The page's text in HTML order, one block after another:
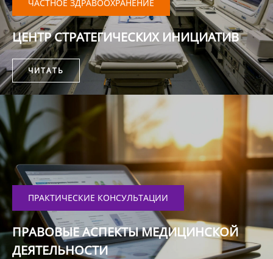
ЧАСТНОЕ ЗДРАВООХРАНЕНИЕ
ЦЕНТР СТРАТЕГИЧЕСКИХ ИНИЦИАТИВ
ЧИТАТЬ
ПРАКТИЧЕСКИЕ КОНСУЛЬТАЦИИ
ПРАВОВЫЕ АСПЕКТЫ МЕДИЦИНСКОЙ
ДЕЯТЕЛЬНОСТИ